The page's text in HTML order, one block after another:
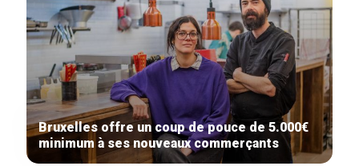
Bruxelles offre un coup de pouce de 5.000€
minimum à ses nouveaux commerçants